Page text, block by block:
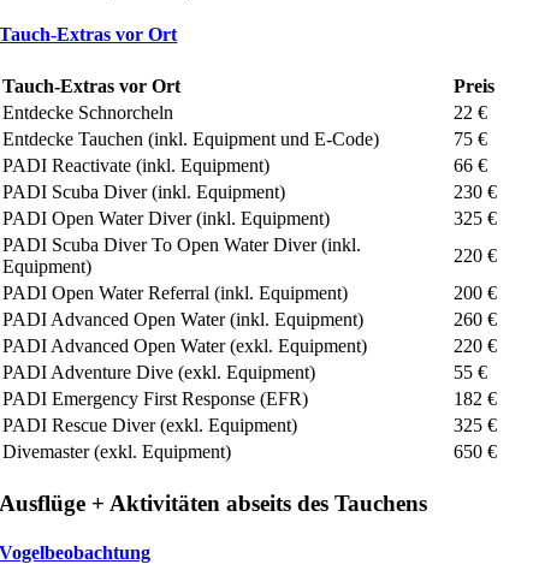
Tauch-Extras vor Ort
Tauch-Extras vor Ort
Preis
Entdecke Schnorcheln
22 €
Entdecke Tauchen (inkl. Equipment und E-Code)
75 €
PADI Reactivate (inkl. Equipment)
66 €
PADI Scuba Diver (inkl. Equipment)
230 €
PADI Open Water Diver (inkl. Equipment)
325 €
PADI Scuba Diver To Open Water Diver (inkl.
Equipment)
220 €
PADI Open Water Referral (inkl. Equipment)
200 €
PADI Advanced Open Water (inkl. Equipment)
260 €
PADI Advanced Open Water (exkl. Equipment)
220 €
PADI Adventure Dive (exkl. Equipment)
55 €
PADI Emergency First Response (EFR)
182 €
PADI Rescue Diver (exkl. Equipment)
325 €
Divemaster (exkl. Equipment)
650 €
Ausflüge + Aktivitäten abseits des Tauchens
Vogelbeobachtung